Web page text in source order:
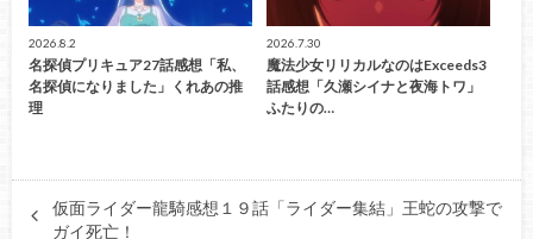
2026.8.2
名探偵プリキュア27話感想「私、
名探偵になりました」くれあの推
理
2026.7.30
魔法少女リリカルなのはExceeds3
話感想「久瀬シイナと夜海トワ」
ふたりの…
仮面ライダー龍騎感想１９話「ライダー集結」王蛇の攻撃で
ガイ死亡！